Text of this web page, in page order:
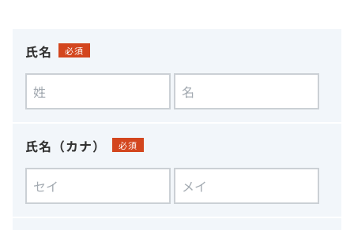
氏名 必須
氏名（カナ） 必須